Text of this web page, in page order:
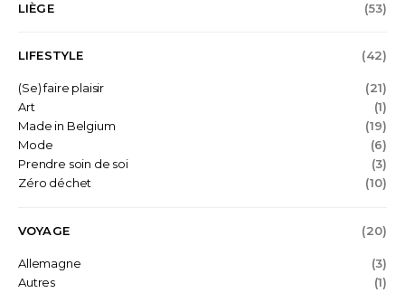
LIÈGE (53)
LIFESTYLE (42)
(Se) faire plaisir
(21)
Art
(1)
Made in Belgium
(19)
Mode
(6)
Prendre soin de soi
(3)
Zéro déchet
(10)
VOYAGE (20)
Allemagne
(3)
Autres
(1)